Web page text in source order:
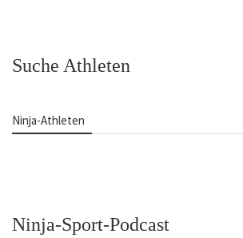
Competition Ranking Kids/Teens 2023
Suche Athleten
Ninja-Athleten
Ninja-Sport-Podcast